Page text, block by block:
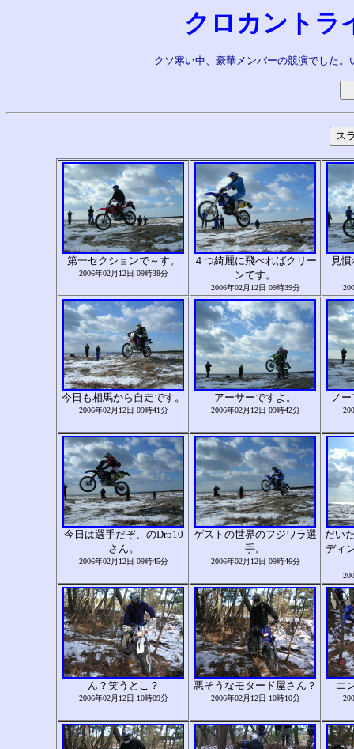
クロカント
クソ寒い中、豪華メンバーの競演でした
第一セクションで～す。
2006年02月12日 09時38分
４つ綺麗に飛べればクリー
ンです。
2006年02月12日 09時39分
見
今日も相馬から自走です。
2006年02月12日 09時41分
アーサーですよ。
2006年02月12日 09時42分
ノ
今日は選手だぞ、のDr510
さん。
2006年02月12日 09時45分
ゲストの世界のフジワラ選
手。
2006年02月12日 09時46分
だい
ディ
ん？笑うとこ？
2006年02月12日 10時09分
悪そうなモタード屋さん？
2006年02月12日 10時10分
エ